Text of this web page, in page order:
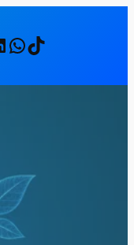
WhatsApp
TikTok